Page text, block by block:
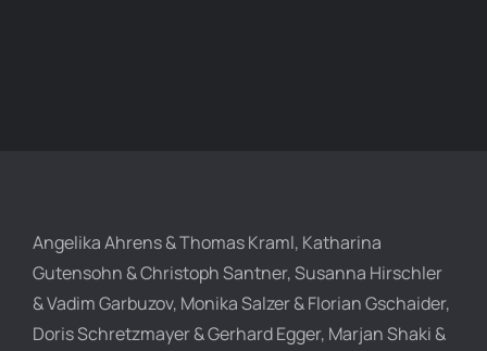
Angelika Ahrens & Thomas Kraml, Katharina
Gutensohn & Christoph Santner, Susanna Hirschler
& Vadim Garbuzov, Monika Salzer & Florian Gschaider,
Doris Schretzmayer & Gerhard Egger, Marjan Shaki &